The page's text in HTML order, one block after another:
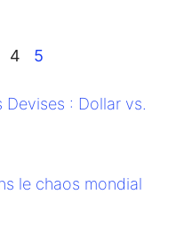
4 5
Devises : Dollar vs.
le chaos mondial